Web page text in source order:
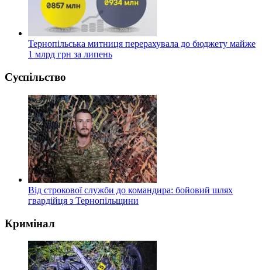
Тернопільська митниця перерахувала до бюджету майже
1 млрд грн за липень
Суспільство
Від строкової служби до командира: бойовий шлях
гвардійця з Тернопільщини
Кримінал